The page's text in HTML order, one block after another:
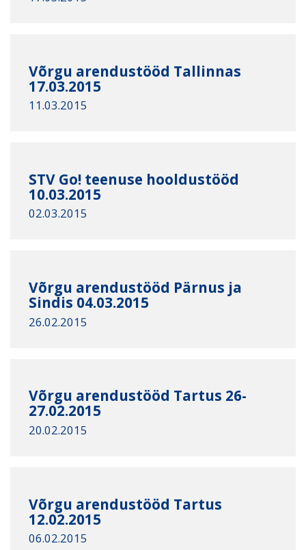
Võrgu arendustööd Tallinnas
17.03.2015
11.03.2015
STV Go! teenuse hooldustööd
10.03.2015
02.03.2015
Võrgu arendustööd Pärnus ja
Sindis 04.03.2015
26.02.2015
Võrgu arendustööd Tartus 26-
27.02.2015
20.02.2015
Võrgu arendustööd Tartus
12.02.2015
06.02.2015